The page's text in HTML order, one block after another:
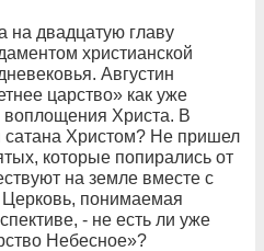
на двадцатую главу
христианской
Августин
царство» как уже
Христа. В
сатана Христом? Не пришел
которые попирались от
на земле вместе с
понимаемая
- не есть ли уже
Небесное»?